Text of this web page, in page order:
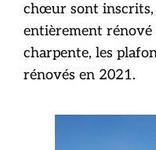
chœur sont inscrits,
entièrement
charpente, les
rénovés en 2021.